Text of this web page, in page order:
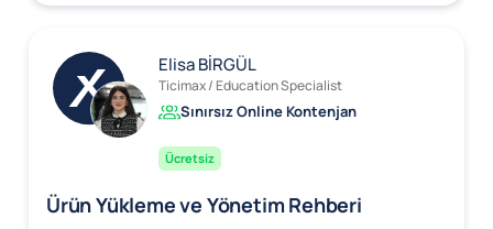
Elisa BİRGÜL
Ticimax / Education Specialist
Sınırsız Online Kontenjan
Ücretsiz
Ürün Yükleme ve Yönetim Rehberi